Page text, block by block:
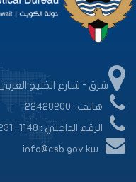
شرق - شـارع الخليج
هاتف : 22428200
الرقم الداخلي : 1148- 1231 - 1320
info@csb.gov.kw